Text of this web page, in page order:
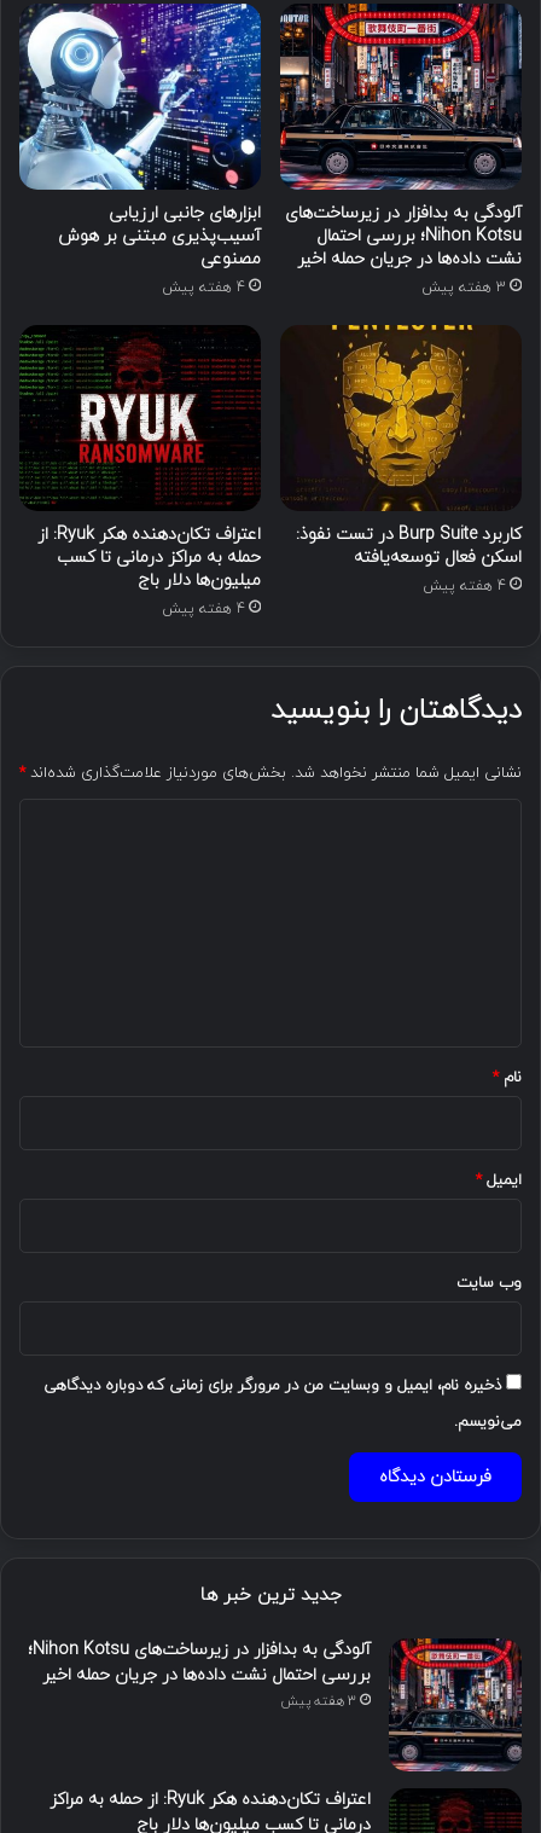
آلودگی به بدافزار در زیرساخت‌های
Nihon Kotsu؛ بررسی احتمال
نشت داده‌ها در جریان حمله اخیر
3 هفته پیش
ابزارهای جانبی ارزیابی
آسیب‌پذیری مبتنی بر هوش
مصنوعی
4 هفته پیش
کاربرد Burp Suite در تست نفوذ:
اسکن فعال توسعه‌یافته
4 هفته پیش
اعتراف تکان‌دهنده هکر Ryuk: از
حمله به مراکز درمانی تا کسب
میلیون‌ها دلار باج
4 هفته پیش
دیدگاهتان را بنویسید
نشانی ایمیل شما منتشر نخواهد شد. بخش‌های موردنیاز علامت‌گذاری شده‌اند*
نام*
ایمیل*
وب‌ سایت
ذخیره نام، ایمیل و وبسایت من در مرورگر برای زمانی که دوباره دیدگاهی
می‌نویسم.
جدید ترین خبر ها
آلودگی به بدافزار در زیرساخت‌های Nihon Kotsu؛
بررسی احتمال نشت داده‌ها در جریان حمله اخیر
3 هفته پیش
اعتراف تکان‌دهنده هکر Ryuk: از حمله به مراکز
درمانی تا کسب میلیون‌ها دلار باج